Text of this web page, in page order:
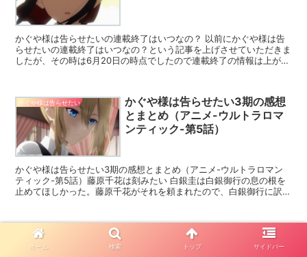
かぐや様は告らせたいの連載終了はいつなの？ 以前にかぐや様は告
らせたいの連載終了はいつなの？という記事を上げさせていただきま
したが、その時は6月20日の時点でしたので連載終了の情報は上がっ
かぐや様は告らせたい
かぐや様は告らせたい3期の感想
とまとめ（アニメ-ウルトラロマ
ンティック-第5話）
かぐや様は告らせたい3期の感想とまとめ（アニメ-ウルトラロマン
ティック-第5話）藤原千花は刻みたい 白銀圭は白銀御行の息の根を
止めてほしかった。藤原千花がそれを頼まれたので、白銀御行に訳を
銀御行の伝えたい大切なものの…
かぐや様は告らせたい
かぐや様は告らせたい3期の感想
とまとめ（アニメ-ウルトラロマ
ホーム 検索 トップ サイドバー